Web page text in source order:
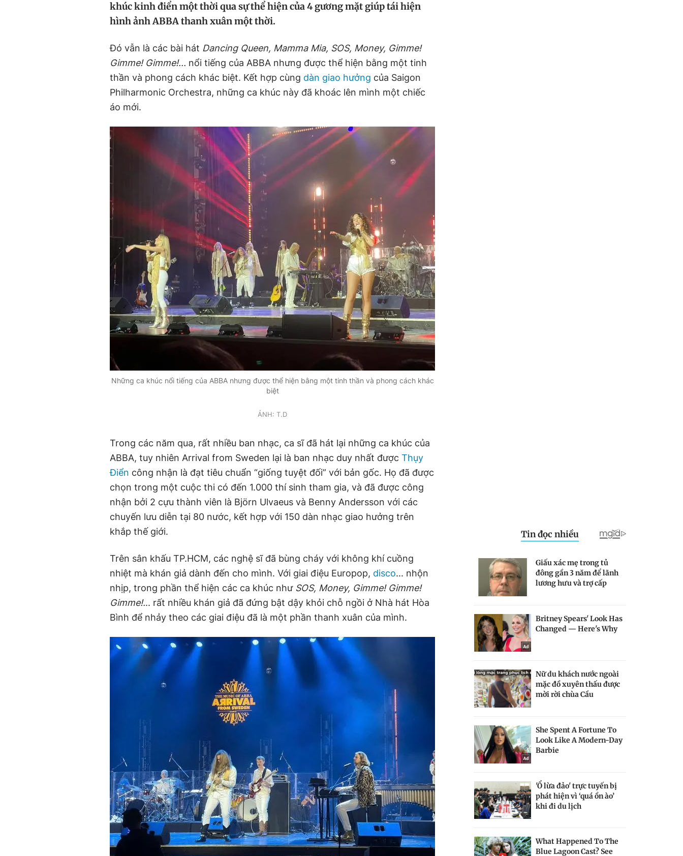
khúc kinh điển một thời qua sự thể hiện của 4 gương mặt giúp tái hiện
hình ảnh ABBA thanh xuân một thời.
Đó vẫn là các bài hát Dancing Queen, Mamma Mia, SOS, Money, Gimme!
Gimme! Gimme!... nổi tiếng của ABBA nhưng được thể hiện bằng một tinh
thần và phong cách khác biệt. Kết hợp cùng dàn giao hưởng của Saigon
Philharmonic Orchestra, những ca khúc này đã khoác lên mình một chiếc
áo mới.
Những ca khúc nổi tiếng của ABBA nhưng được thể hiện bằng một tinh thần và phong cách khác
biệt
ẢNH: T.D
Trong các năm qua, rất nhiều ban nhạc, ca sĩ đã hát lại những ca khúc của
ABBA, tuy nhiên Arrival from Sweden lại là ban nhạc duy nhất được Thụy
Điển công nhận là đạt tiêu chuẩn “giống tuyệt đối” với bản gốc. Họ đã được
chọn trong một cuộc thi có đến 1.000 thí sinh tham gia, và đã được công
nhận bởi 2 cựu thành viên là Björn Ulvaeus và Benny Andersson với các
chuyến lưu diễn tại 80 nước, kết hợp với 150 dàn nhạc giao hưởng trên
khắp thế giới.
Trên sân khấu TP.HCM, các nghệ sĩ đã bùng cháy với không khí cuồng
nhiệt mà khán giả dành đến cho mình. Với giai điệu Europop, disco... nhộn
nhịp, trong phần thể hiện các ca khúc như SOS, Money, Gimme! Gimme!
Gimme!... rất nhiều khán giả đã đứng bật dậy khỏi chỗ ngồi ở Nhà hát Hòa
Bình để nhảy theo các giai điệu đã là một phần thanh xuân của mình.